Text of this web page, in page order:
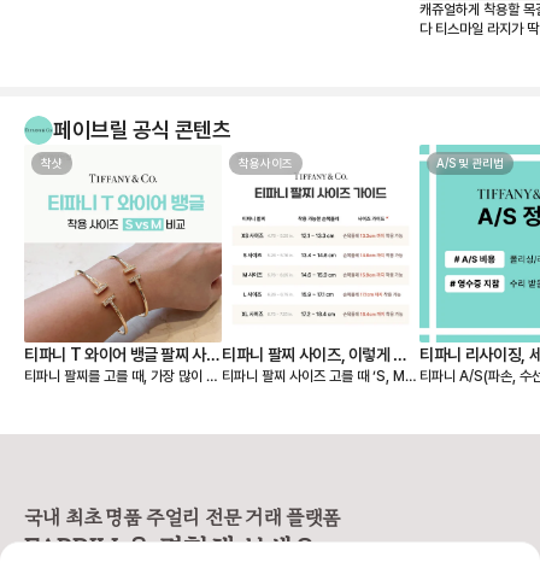
캐쥬얼하게 착용할 목
다 티스마일 라지가
페이브릴 공식 콘텐츠
착샷
티파니 T 와이어 뱅글 팔찌 사이
즈 S, M 실착 후기
티파니 팔찌를 고를 때, 가장 많이 고
차이가 미묘해 보여도, 직접 착용해
용감과 차이를 정리해봤어요. 📏 티
파니 팔찌 사이즈 기준 (손목 둘레 기
착용사이즈
티파니 팔찌 사이즈, 이렇게 고
르세요 💙
티파니 팔찌 사이즈 고를 때 ‘S, M,
드라 사이즈를 S, M, L 등으로 표기
럽/한국 기준으로 정리해드릴게요.
📏 티파니 팔찌, 손목 둘레 기준으로
A/S 및 관리법
티파니 리사이징,
티파니 A/S(파손, 수
❶구매 증빙용 영수
국내 최초 명품 주얼리 전문 거래 플랫폼
FABRILL을 경험해 보세요.